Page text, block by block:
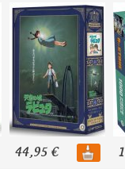
44,95 €